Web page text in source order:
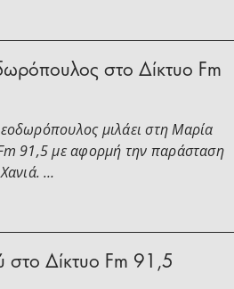
στο Δίκτυο Fm
μιλάει στη Μαρία
91,5 με αφορμή την παράσταση
…
στο Δίκτυο Fm 91,5